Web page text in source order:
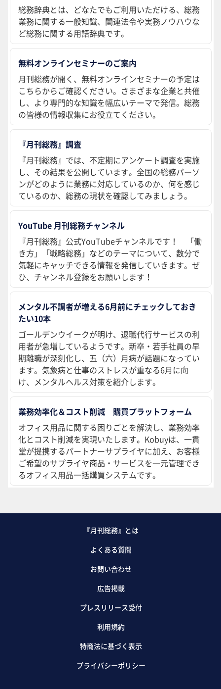
総務辞典とは、どなたでもご利用いただける、総務
業務に関する一般知識、関連法令や実務ノウハウな
ど総務に関する用語辞典です。
無料オンラインセミナーのご案内
月刊総務が開く、無料オンラインセミナーの予定は
こちらからご確認ください。さまざまな企業と共催
し、より専門的な知識を幅広いテーマで発信。総務
の皆様の情報収集にお役立てください。
『月刊総務』調査
『月刊総務』では、不定期にアンケート調査を実施
し、その結果を公開しています。全国の総務パーソ
ンがどのように業務に対応しているのか、何を感じ
ているのか、総務の現状を確認してみましょう。
YouTube 月刊総務チャンネル
『月刊総務』公式YouTubeチャンネルです！ 「働
き方」「戦略総務」などのテーマについて、数分で
気軽にキャッチできる情報を発信していきます。ぜ
ひ、チャンネル登録をお願いします！
メンタル不調者が増える6月前にチェックしておき
たい10本
ゴールデンウイークが明け、退職代行サービスの利
用者が急増しているようです。新卒・若手社員の早
期離職が深刻化し、五（六）月病が話題になってい
ます。気象病と仕事のストレスが重なる6月に向
け、メンタルヘルス対策を紹介します。
業務効率化＆コスト削減 購買プラットフォーム
オフィス用品に関する困りごとを解決し、業務効率
化とコスト削減を実現いたします。Kobuyは、一貫
堂が提携するパートナーサプライヤに加え、お客様
ご希望のサプライヤ商品・サービスを一元管理でき
るオフィス用品一括購買システムです。
『月刊総務』とは
よくある質問
お問い合わせ
広告掲載
プレスリリース受付
利用規約
特商法に基づく表示
プライバシーポリシー